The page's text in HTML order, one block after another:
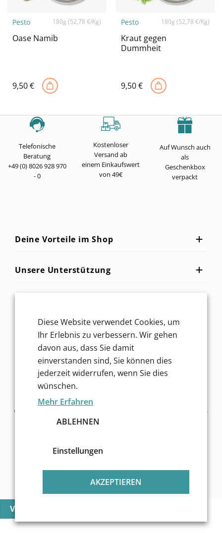
Pesto 180g (52,78 €/Kg)
Oase Namib
9,50€
Pesto 180g (52,78 €/Kg)
Kraut gegen
Dummheit
9,50€
Telefonische
Beratung
+49 (0) 8026 928 970
- 0
Kostenloser
Versand ab
einem Einkaufswert
von 49€
Auf Wunsch auch
als
Geschenkbox
verpackt
Deine Vorteile im Shop
Unsere Unterstützung
Finde mehr Inspiration!
Copyright © 2026 Essendorfer Genussschmelzerei GmbH -
Alle Rechte vorbehalten
Wir versenden mit:
Vertrag widerrufen
Diese Website verwendet Cookies, um
Ihr Erlebnis zu verbessern. Wir gehen
davon aus, dass Sie damit
einverstanden sind, Sie können dies
jederzeit widerrufen, wenn Sie dies
wünschen.
Mehr Erfahren
ABLEHNEN
Einstellungen
AKZEPTIEREN